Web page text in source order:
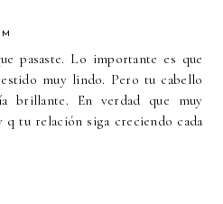
pasaste. Lo importante es que
muy lindo. Pero tu cabello
brillante. En verdad que muy
tu relación siga creciendo cada